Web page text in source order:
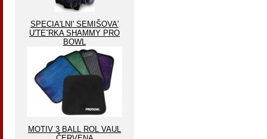
SPECIA'LNI' SEMIŠOVA'
U'TEˇRKA SHAMMY PRO
BOWL
MOTIV 3 BALL ROL VAUL